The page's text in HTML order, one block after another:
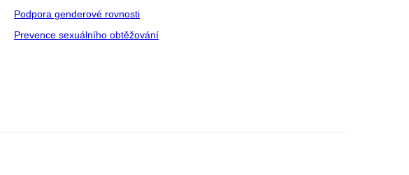
Podpora genderové rovnosti
Prevence sexuálního obtěžování